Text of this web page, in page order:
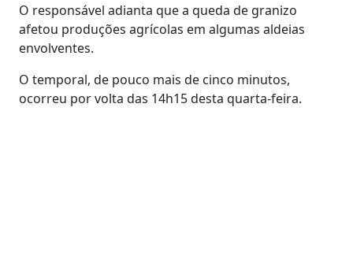
O responsável adianta que a queda de granizo
afetou produções agrícolas em algumas aldeias
envolventes.
O temporal, de pouco mais de cinco minutos,
ocorreu por volta das 14h15 desta quarta-feira.